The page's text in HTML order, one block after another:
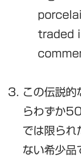
traded
この伝説的
らわずか
では限られ
ない希少品